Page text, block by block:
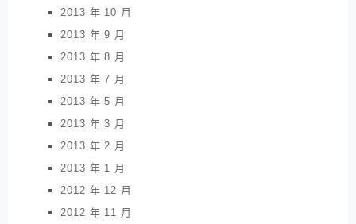
2013 年 10 月
2013 年 9 月
2013 年 8 月
2013 年 7 月
2013 年 5 月
2013 年 3 月
2013 年 2 月
2013 年 1 月
2012 年 12 月
2012 年 11 月